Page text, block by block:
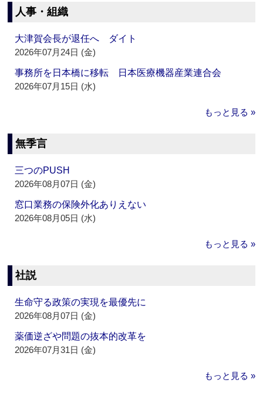
人事・組織
大津賀会長が退任へ ダイト
2026年07月24日 (金)
事務所を日本橋に移転 日本医療機器産業連合会
2026年07月15日 (水)
もっと見る »
無季言
三つのPUSH
2026年08月07日 (金)
窓口業務の保険外化ありえない
2026年08月05日 (水)
もっと見る »
社説
生命守る政策の実現を最優先に
2026年08月07日 (金)
薬価逆ざや問題の抜本的改革を
2026年07月31日 (金)
もっと見る »